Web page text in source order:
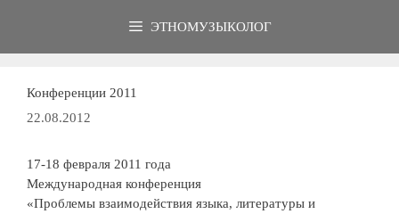
ЭТНОМУЗЫКОЛОГ
Конференции 2011
22.08.2012
17-18 февраля 2011 года
Международная конференция
«Проблемы взаимодействия языка, литературы и